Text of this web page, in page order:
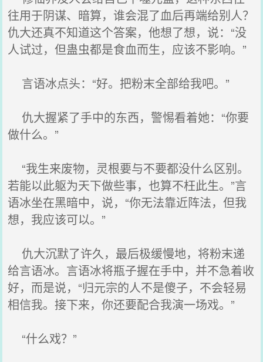
往用于阴谋、暗算，谁会混了血后再端给别人？
仇大还真不知道这个答案，他想了想，说：“没
人试过，但蛊虫都是食血而生，应该不影响。”
言语冰点头：“好。把粉末全部给我吧。”
仇大握紧了手中的东西，警惕看着她：“你要
做什么。”
“我生来废物，灵根要与不要都没什么区别。
若能以此躯为天下做些事，也算不枉此生。”言
语冰坐在黑暗中，说，“你无法靠近阵法，但我
想，我应该可以。”
仇大沉默了许久，最后极缓慢地，将粉末递
给言语冰。言语冰将瓶子握在手中，并不急着收
好，而是说，“归元宗的人不是傻子，不会轻易
相信我。接下来，你还要配合我演一场戏。”
“什么戏？”